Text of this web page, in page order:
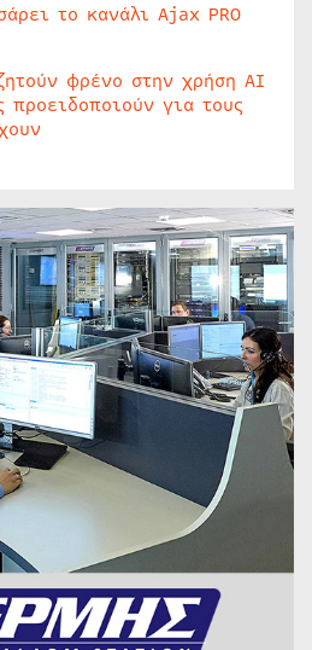
το κανάλι Ajax PRO
φρένο στην χρήση AI
προειδοποιούν για τους